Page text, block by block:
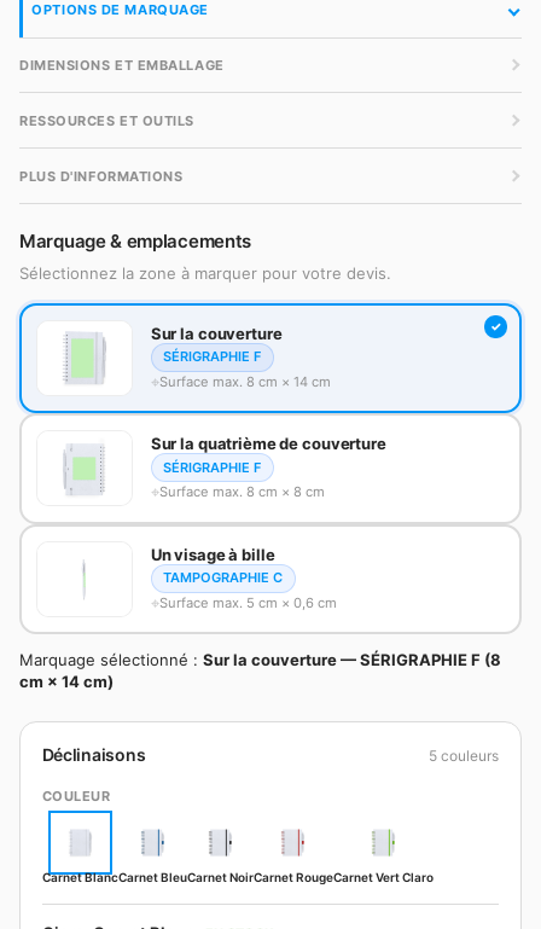
OPTIONS DE MARQUAGE
DIMENSIONS ET EMBALLAGE
RESSOURCES ET OUTILS
PLUS D'INFORMATIONS
Marquage & emplacements
Sélectionnez la zone à marquer pour votre devis.
Sur la couverture
SÉRIGRAPHIE F
Surface max. 8 cm × 14 cm
Sur la quatrième de couverture
SÉRIGRAPHIE F
Surface max. 8 cm × 8 cm
Un visage à bille
TAMPOGRAPHIE C
Surface max. 5 cm × 0,6 cm
Marquage sélectionné : Sur la couverture — SÉRIGRAPHIE F (8
cm × 14 cm)
Déclinaisons 5 couleurs
COULEUR
Carnet BlancCarnet BleuCarnet NoirCarnet RougeCarnet Vert Claro